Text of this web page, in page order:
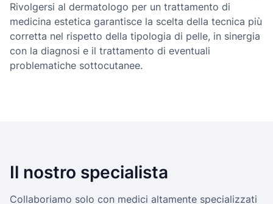
Rivolgersi al dermatologo per un trattamento di
medicina estetica garantisce la scelta della tecnica più
corretta nel rispetto della tipologia di pelle, in sinergia
con la diagnosi e il trattamento di eventuali
problematiche sottocutanee.
Il nostro specialista
Collaboriamo solo con medici altamente specializzati